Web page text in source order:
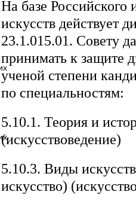
На базе Российского
искусств действует
23.1.015.01. Совету
принимать к защите
ученой степени
по специальностям:
5.10.1. Теория и
(искусствоведение)
5.10.3. Виды
искусство)